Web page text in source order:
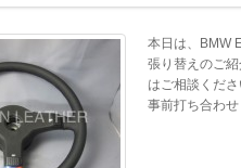
本日は、BMW
張り替えのご
はご相談くだ
事前打ち合わ